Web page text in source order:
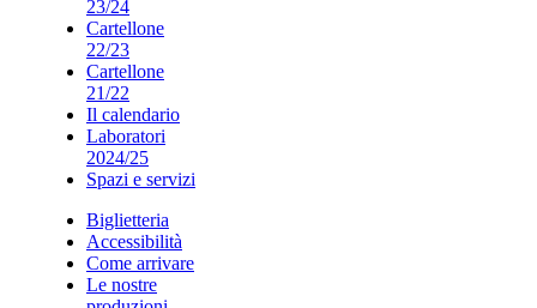
23/24
Cartellone
22/23
Cartellone
21/22
Il calendario
Laboratori
2024/25
Spazi e servizi
Biglietteria
Accessibilità
Come arrivare
Le nostre